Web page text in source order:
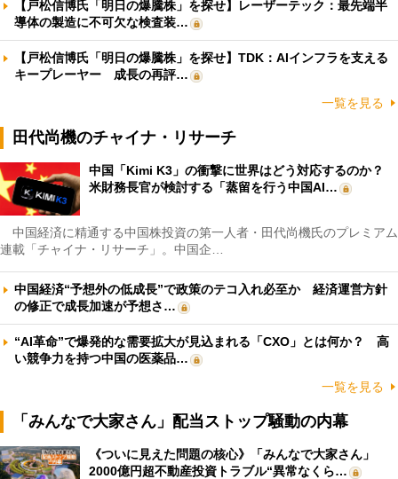
【戸松信博氏「明日の爆騰株」を探せ】レーザーテック：最先端半
導体の製造に不可欠な検査装…
【戸松信博氏「明日の爆騰株」を探せ】TDK：AIインフラを支える
キープレーヤー 成長の再評…
一覧を見る
田代尚機のチャイナ・リサーチ
中国「Kimi K3」の衝撃に世界はどう対応するのか？
米財務長官が検討する「蒸留を行う中国AI…
中国経済に精通する中国株投資の第一人者・田代尚機氏のプレミアム
連載「チャイナ・リサーチ」。中国企…
中国経済“予想外の低成長”で政策のテコ入れ必至か 経済運営方針
の修正で成長加速が予想さ…
“AI革命”で爆発的な需要拡大が見込まれる「CXO」とは何か？ 高
い競争力を持つ中国の医薬品…
一覧を見る
「みんなで大家さん」配当ストップ騒動の内幕
《ついに見えた問題の核心》「みんなで大家さん」
2000億円超不動産投資トラブル“異常なくら…